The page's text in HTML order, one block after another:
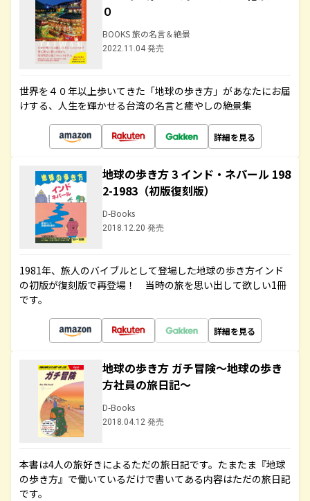
０
BOOKS 旅の名言＆絶景
2022.11.04 発売
世界を４０年以上歩いてきた「地球の歩き方」があなたにお届
けする、人生を輝かせる台湾の名言と癒やしの絶景集
詳細を見る
地球の歩き方 3 インド・ネパール 198
2-1983（初版復刻版）
D-Books
2018.12.20 発売
1981年、旅人のバイブルとして登場した地球の歩き方インド
の初版が復刻版で再登場！ 当時の旅を思い出して欲しい1冊
です。
詳細を見る
地球の歩き方 ガチ冒険～地球の歩き
方社員の旅日記～
D-Books
2018.04.12 発売
本書は4人の旅好きによるただの旅日記です。たまたま『地球
の歩き方』で働いているだけで書いてある内容はただの旅日記
です。